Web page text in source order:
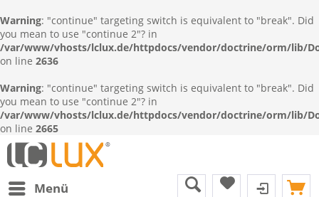
Warning: "continue" targeting switch is equivalent to "break". Did
you mean to use "continue 2"? in
/var/www/vhosts/lclux.de/httpdocs/vendor/doctrine/orm/lib/
on line 2636
Warning: "continue" targeting switch is equivalent to "break". Did
you mean to use "continue 2"? in
/var/www/vhosts/lclux.de/httpdocs/vendor/doctrine/orm/lib/
on line 2665
Menü